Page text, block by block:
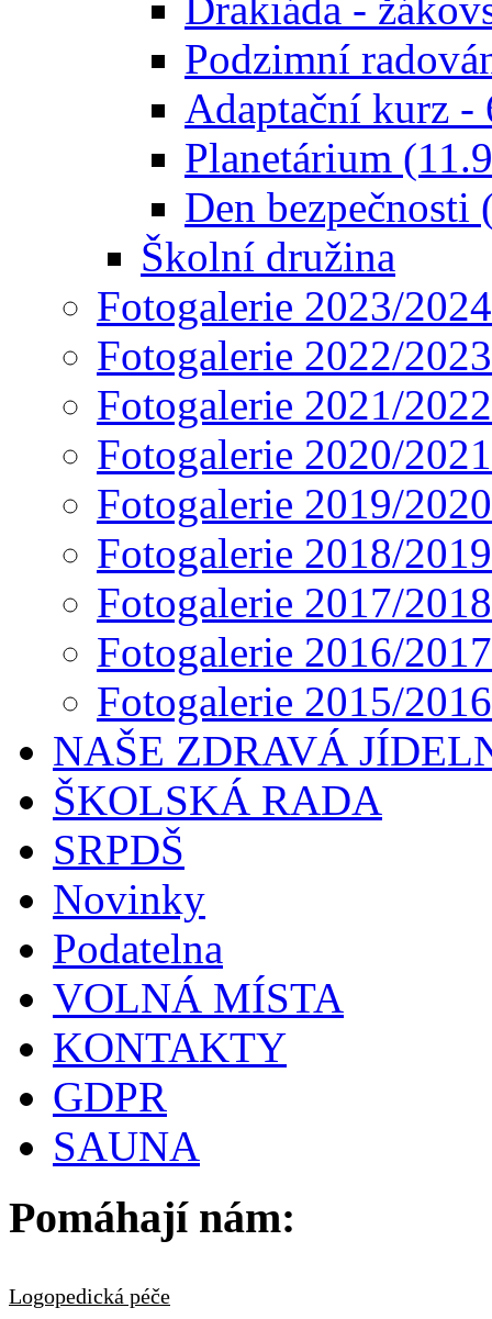
Drakiáda -
Podzimní
Adaptační kurz -
Planetárium
Den bezpečnosti
Školní družina
Fotogalerie 2023/2024
Fotogalerie 2022/2023
Fotogalerie 2021/2022
Fotogalerie 2020/2021
Fotogalerie 2019/2020
Fotogalerie 2018/2019
Fotogalerie 2017/2018
Fotogalerie 2016/2017
Fotogalerie 2015/2016
NAŠE ZDRAVÁ
ŠKOLSKÁ RADA
SRPDŠ
Novinky
Podatelna
VOLNÁ MÍSTA
KONTAKTY
GDPR
SAUNA
Pomáhají nám:
Logopedická péče